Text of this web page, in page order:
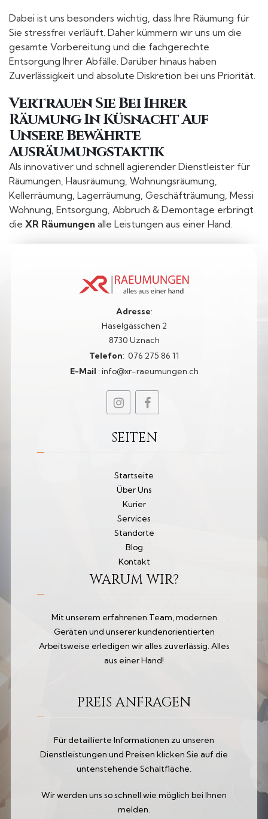
Dabei ist uns besonders wichtig, dass Ihre Räumung für
Sie stressfrei verläuft. Daher kümmern wir uns um die
gesamte Vorbereitung und die fachgerechte
Entsorgung Ihrer Abfälle. Darüber hinaus haben
Zuverlässigkeit und absolute Diskretion bei uns Priorität.
Vertrauen Sie Bei Ihrer
Räumung In Küsnacht Auf
Unsere Bewährte
Ausräumungstaktik
Als innovativer und schnell agierender Dienstleister für
Räumungen, Hausräumung, Wohnungsräumung,
Kellerräumung, Lagerräumung, Geschäfträumung, Messi
Wohnung, Entsorgung, Abbruch & Demontage erbringt
die XR Räumungen alle Leistungen aus einer Hand.
Adresse:
Haselgässchen 2
8730 Uznach
Telefon: 076 275 86 11​
E-Mail :info@xr-raeumungen.ch
SEITEN
Startseite
Über Uns
Kurier
Services
Standorte
Blog
Kontakt
WARUM WIR?
Mit unserem erfahrenen Team, modernen
Geräten und unserer kundenorientierten
Arbeitsweise erledigen wir alles zuverlässig. Alles
aus einer Hand!
PREIS ANFRAGEN
Für detaillierte Informationen zu unseren
Dienstleistungen und Preisen klicken Sie auf die
untenstehende Schaltfläche.
Wir werden uns so schnell wie möglich bei Ihnen
melden.